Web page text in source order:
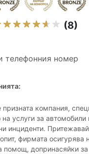
(8)
телефонния номер
призната компания,
на услуги за
инциденти.
фирмата осигурява
помощ, допринасяйки за